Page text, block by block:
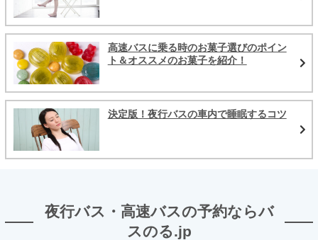
高速バスに乗る時のお菓子選びのポイン
ト＆オススメのお菓子を紹介！
決定版！夜行バスの車内で睡眠するコツ
夜行バス・高速バスの予約ならバ
スのる.jp